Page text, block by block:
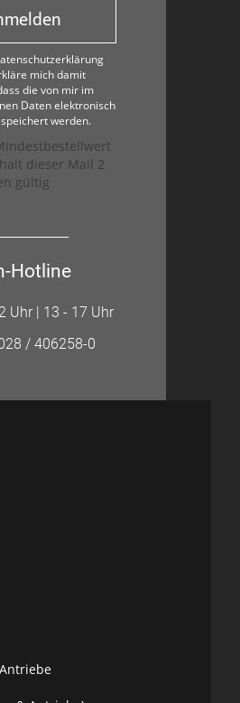
mich damit
die von mir im
Daten elektronisch
werden.
dieser Mail 2
gültig
Hotline
Uhr | 13 - 17 Uhr
/ 406258-0